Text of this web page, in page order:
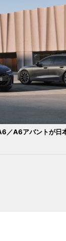
／A6アバントが日